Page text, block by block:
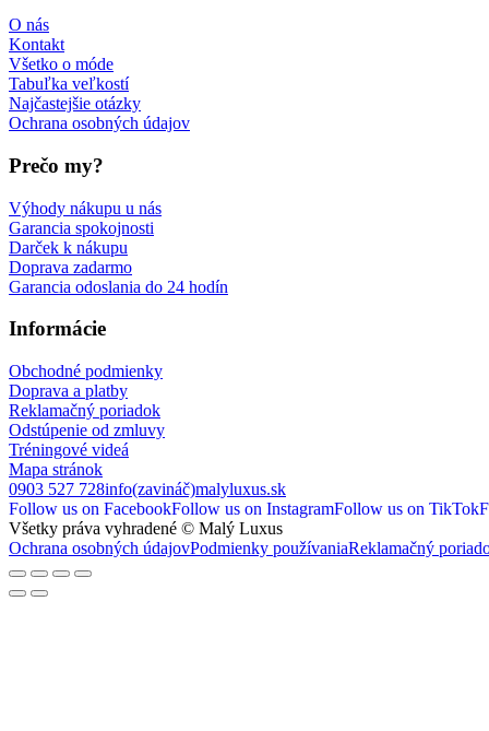
O nás
Kontakt
Všetko o móde
Tabuľka veľkostí
Najčastejšie otázky
Ochrana osobných údajov
Prečo my?
Výhody nákupu u nás
Garancia spokojnosti
Darček k nákupu
Doprava zadarmo
Garancia odoslania do 24 hodín
Informácie
Obchodné podmienky
Doprava a platby
Reklamačný poriadok
Odstúpenie od zmluvy
Tréningové videá
Mapa stránok
0903 527 728info(zavináč)malyluxus.sk
Follow us on FacebookFollow us on InstagramFollow us on TikTok
Všetky práva vyhradené © Malý Luxus
Ochrana osobných údajovPodmienky používaniaReklamačný